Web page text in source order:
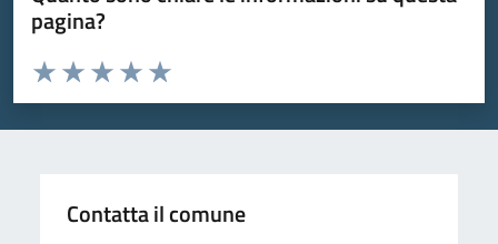
pagina?
Valuta da 1 a 5 stelle la pagina
Valuta 5 stelle su 5
Valuta 4 stelle su 5
Valuta 3 stelle su 5
Valuta 2 stelle su 5
Valuta 1 stelle su 5
Contatta il comune